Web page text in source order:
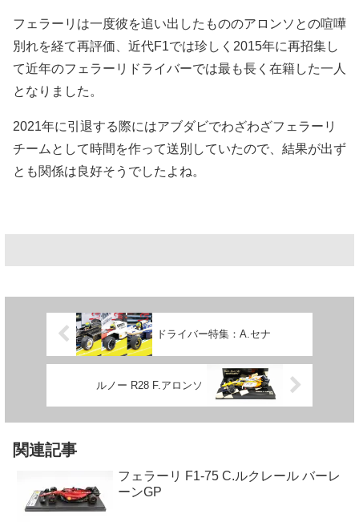
フェラーリは一度彼を追い出したもののアロンソとの喧嘩
別れを経て再評価、近代F1では珍しく2015年に再招集し
て近年のフェラーリドライバーでは最も長く在籍した一人
となりました。
2021年に引退する際にはアブダビでわざわざフェラーリ
チームとして時間を作って送別していたので、結果が出ず
とも関係は良好そうでしたよね。
ドライバー特集：A.セナ
ルノー R28 F.アロンソ
関連記事
フェラーリ F1-75 C.ルクレール バーレ
ーンGP